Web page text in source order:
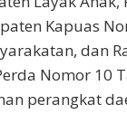
Kapuas
dan
Nomor 10
perangkat